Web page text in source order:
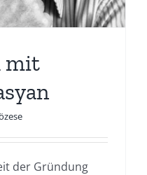
mit
der Gründung